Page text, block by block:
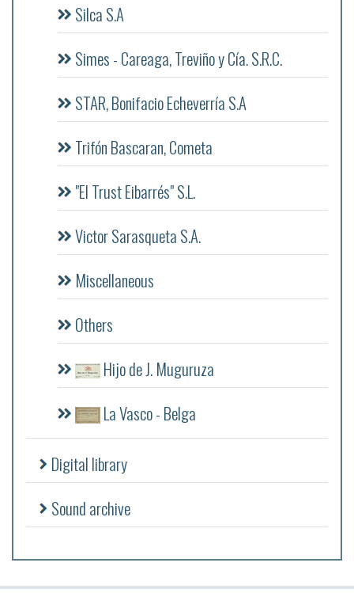
Silca S.A
Simes - Careaga, Treviño y Cía. S.R.C.
STAR, Bonifacio Echeverría S.A
Trifón Bascaran, Cometa
"El Trust Eibarrés" S.L.
Victor Sarasqueta S.A.
Miscellaneous
Others
Hijo de J. Muguruza
La Vasco - Belga
Digital library
Sound archive